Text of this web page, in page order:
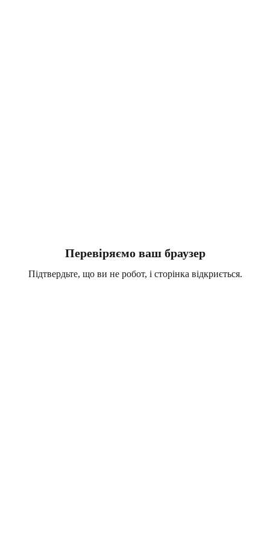
Перевіряємо ваш браузер
Підтвердьте, що ви не робот, і сторінка відкриється.